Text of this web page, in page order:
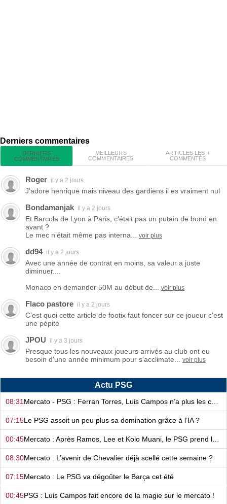
Derniers commentaires
DERNIERS
COMMENTAIRES
MEILLEURS
COMMENTAIRES
ARTICLES LES +
COMMENTÉS
Roger il y a 2 jours
J'adore henrique mais niveau des gardiens il es vraiment nul
Bondamanjak il y a 2 jours
Et Barcola de Lyon à Paris, c’était pas un putain de bond en
avant ?
Le mec n’était même pas interna...
voir plus
dd94 il y a 2 jours
Avec une année de contrat en moins, sa valeur a juste
diminuer....
Monaco en demander 50M au début de...
voir plus
Flaco pastore il y a 2 jours
C'est quoi cette article de footix faut foncer sur ce joueur c'est
une pépite
JPOU il y a 3 jours
Presque tous les nouveaux joueurs arrivés au club ont eu
besoin d'une année minimum pour s'acclimate...
voir plus
Actu PSG
08:31
07:15Le PSG assoit un peu plus sa domination grâce à l’IA ?
00:45
08:30Mercato : L’avenir de Chevalier déjà scellé cette semaine ?
07:15Mercato : Le PSG va dégoûter le Barça cet été
00:45PSG : Luis Campos fait encore de la magie sur le mercato !